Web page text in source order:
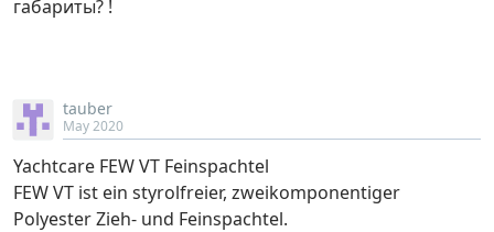
габариты? !
tauber
May 2020
Yachtcare FEW VT Feinspachtel
FEW VT ist ein styrolfreier, zweikomponentiger
Polyester Zieh- und Feinspachtel.